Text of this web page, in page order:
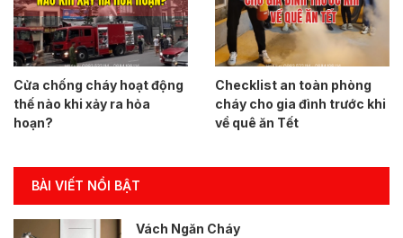
Cửa chống cháy hoạt động
thế nào khi xảy ra hỏa
hoạn?
Checklist an toàn phòng
cháy cho gia đình trước khi
về quê ăn Tết
BÀI VIẾT NỔI BẬT
Vách Ngăn Cháy